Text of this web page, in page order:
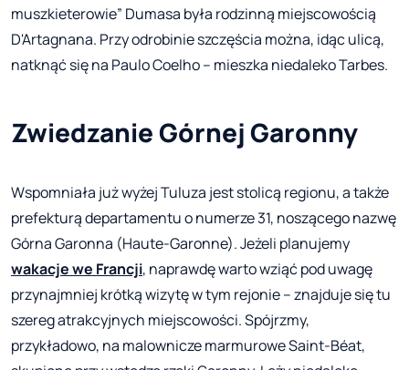
muszkieterowie” Dumasa była rodzinną miejscowością
D'Artagnana. Przy odrobinie szczęścia można, idąc ulicą,
natknąć się na Paulo Coelho – mieszka niedaleko Tarbes.
Zwiedzanie Górnej Garonny
Wspomniała już wyżej Tuluza jest stolicą regionu, a także
prefekturą departamentu o numerze 31, noszącego nazwę
Górna Garonna (Haute-Garonne). Jeżeli planujemy
wakacje we Francji, naprawdę warto wziąć pod uwagę
przynajmniej krótką wizytę w tym rejonie – znajduje się tu
szereg atrakcyjnych miejscowości. Spójrzmy,
przykładowo, na malownicze marmurowe Saint-Béat,